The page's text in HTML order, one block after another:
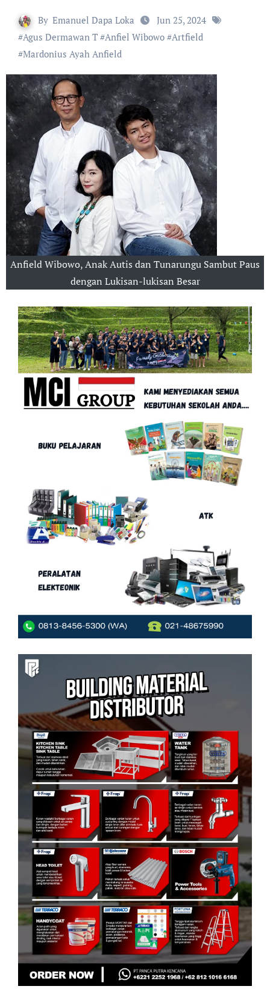
By Emanuel Dapa Loka
Jun 25, 2024
#Agus Dermawan T#Anfiel Wibowo#Artfield
#Mardonius Ayah Anfield
Anfield Wibowo, Anak Autis dan Tunarungu Sambut Paus
dengan Lukisan-lukisan Besar